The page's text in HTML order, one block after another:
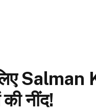
Salman
नींद!